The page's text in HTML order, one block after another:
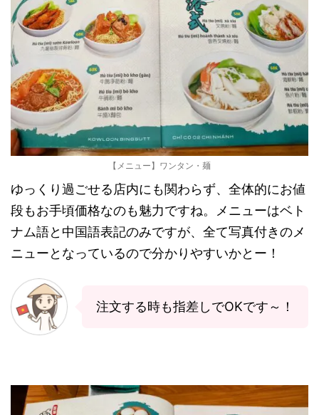
【メニュー】ワンタン・麺
ゆっくり過ごせる店内にも関わらず、全体的にお値
段もお手頃価格なのも魅力ですね。メニューはベト
ナム語と中国語表記のみですが、全て写真付きのメ
ニューとなっているので分かりやすいかとー！
注文する時も指差しでOKです～！